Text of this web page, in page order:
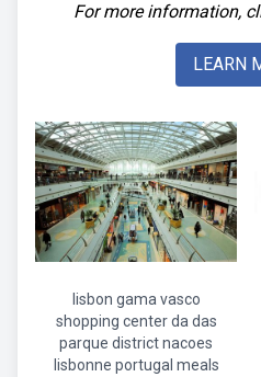
For more information,
LEARN
lisbon gama vasco
shopping center da das
parque district nacoes
lisbonne portugal meals